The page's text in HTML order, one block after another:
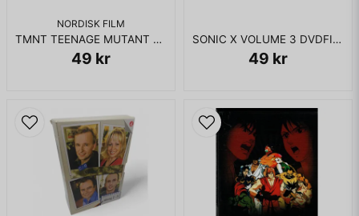
NORDISK FILM
TMNT TEENAGE MUTANT NINJA TURTLES DVD
49 kr
SONIC X VOLUME 3 DVDFILM
49 kr